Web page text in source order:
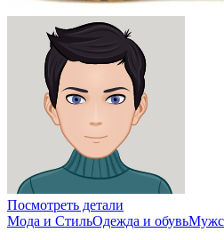
Посмотреть детали
Мода и СтильОдежда и обувь